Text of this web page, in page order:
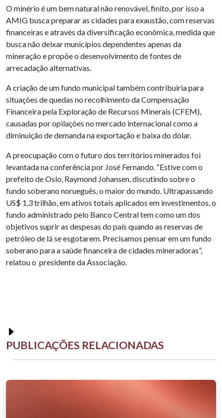
O minério é um bem natural não renovável, finito, por isso a
AMIG busca preparar as cidades para exaustão, com reservas
financeiras e através da diversificação econômica, medida que
busca não deixar municípios dependentes apenas da
mineração e propõe o desenvolvimento de fontes de
arrecadação alternativas.
A criação de um fundo municipal também contribuiria para
situações de quedas no recolhimento da Compensação
Financeira pela Exploração de Recursos Minerais (CFEM),
causadas por opilações no mercado internacional como a
diminuição de demanda na exportação e baixa do dólar.
A preocupação com o futuro dos territórios minerados foi
levantada na conferência por José Fernando. “Estive com o
prefeito de Oslo, Raymond Johansen, discutindo sobre o
fundo soberano norueguês, o maior do mundo. Ultrapassando
US$ 1,3 trilhão, em ativos totais aplicados em investimentos, o
fundo administrado pelo Banco Central tem como um dos
objetivos suprir as despesas do país quando as reservas de
petróleo de lá se esgotarem. Precisamos pensar em um fundo
soberano para a saúde financeira de cidades mineradoras”,
relatou o presidente da Associação.
PUBLICAÇÕES RELACIONADAS